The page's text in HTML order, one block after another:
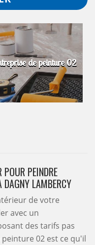
de peinture 02
PEINDRE
DAGNY LAMBERCY
de votre
avec un
des tarifs pas
peinture 02 est ce qu'il